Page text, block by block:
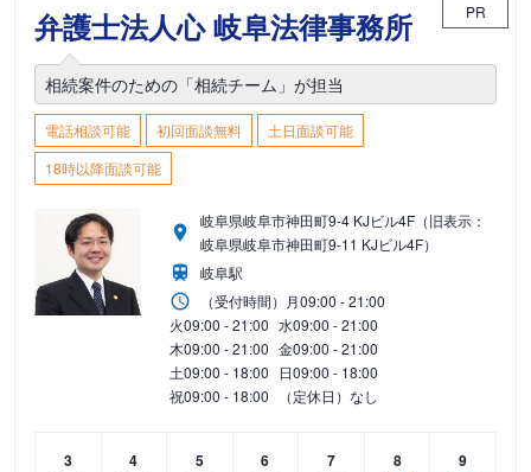
弁護士法人心 岐阜法律事務所 PR
相続案件のための「相続チーム」が担当
電話相談可能 初回面談無料
土日面談可能
18時以降面談可能
岐阜県岐阜市神田町9-4 KJビル4F（旧表示：
岐阜県岐阜市神田町9-11 KJビル4F）
岐阜駅
（受付時間） 月09:00 - 21:00
火09:00 - 21:00 水09:00 - 21:00
木09:00 - 21:00 金09:00 - 21:00
土09:00 - 18:00 日09:00 - 18:00
祝09:00 - 18:00 （定休日）なし
3
4
5
6
7
8
9